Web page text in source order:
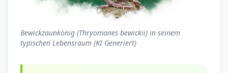
Bewickzaunkönig (Thryomanes bewickii) in seinem
typischen Lebensraum (KI Generiert)